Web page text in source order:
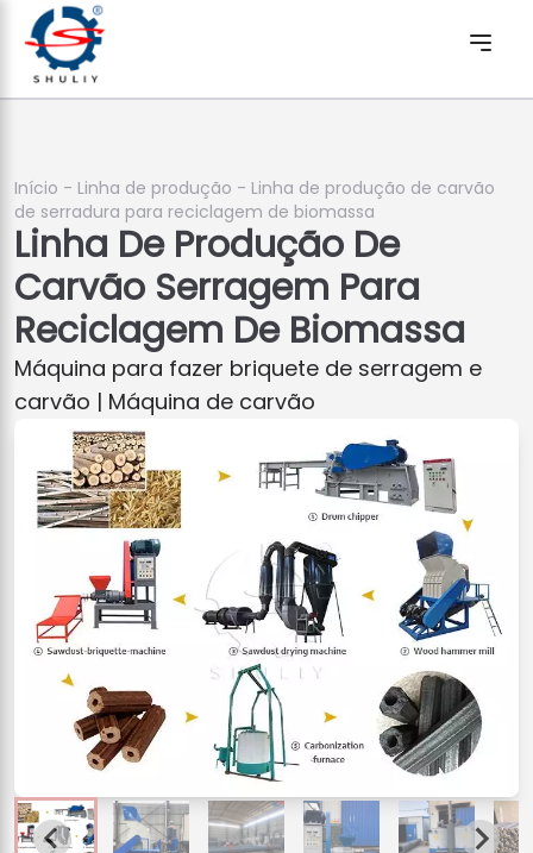
Início - Linha de produção - Linha de produção de carvão
de serradura para reciclagem de biomassa
Linha De Produção De
Carvão Serragem Para
Reciclagem De Biomassa
Máquina para fazer briquete de serragem e
carvão | Máquina de carvão